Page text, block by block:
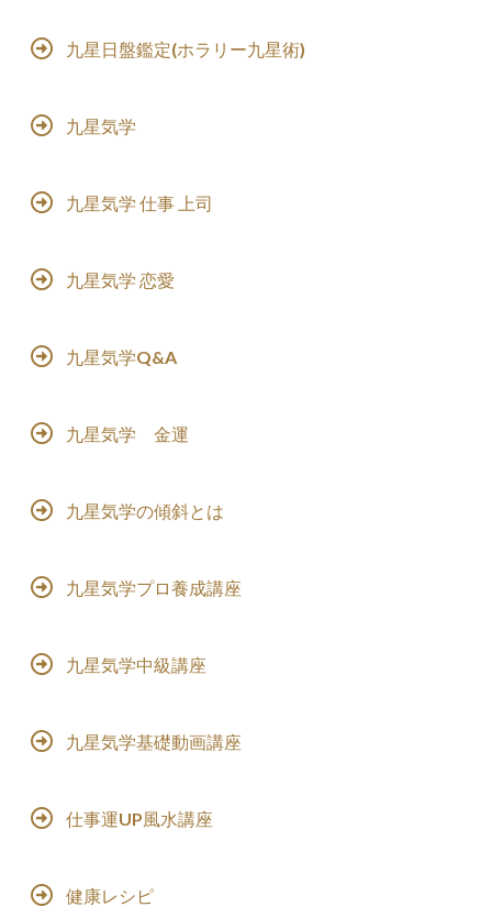
九星日盤鑑定(ホラリー九星術)
九星気学
九星気学 仕事 上司
九星気学 恋愛
九星気学Q&A
九星気学 金運
九星気学の傾斜とは
九星気学プロ養成講座
九星気学中級講座
九星気学基礎動画講座
仕事運UP風水講座
健康レシピ